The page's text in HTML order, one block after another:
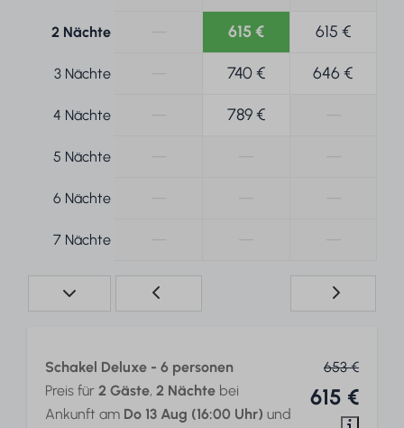
2 Nächte 615 € 615 €
3 Nächte 740 € 646 €
4 Nächte 789 €
5 Nächte
6 Nächte
7 Nächte
653 €
615 €
Schakel Deluxe - 6 personen
Preis für 2 Gäste, 2 Nächte bei
Ankunft am Do 13 Aug (16:00 Uhr) und